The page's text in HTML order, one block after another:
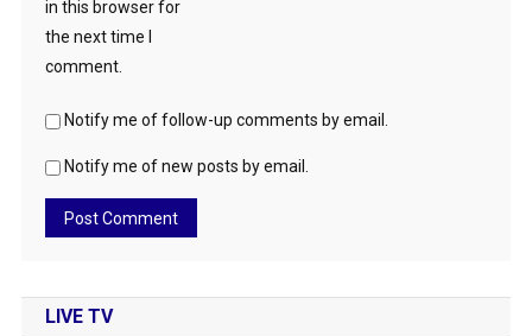
in this browser for
the next time I
comment.
Notify me of follow-up comments by email.
Notify me of new posts by email.
LIVE TV